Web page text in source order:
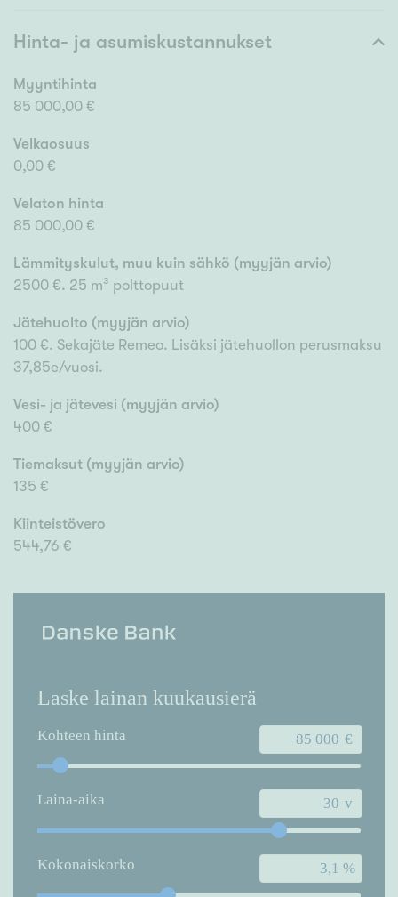
Hinta- ja asumiskustannukset
Myyntihinta
85 000,00 €
Velkaosuus
0,00 €
Velaton hinta
85 000,00 €
Lämmityskulut, muu kuin sähkö (myyjän arvio)
2500 €. 25 m³ polttopuut
Jätehuolto (myyjän arvio)
100 €. Sekajäte Remeo. Lisäksi jätehuollon perusmaksu
37,85e/vuosi.
Vesi- ja jätevesi (myyjän arvio)
400 €
Tiemaksut (myyjän arvio)
135 €
Kiinteistövero
544,76 €